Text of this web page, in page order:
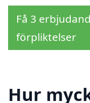
Få 3
förpliktelser
Hur